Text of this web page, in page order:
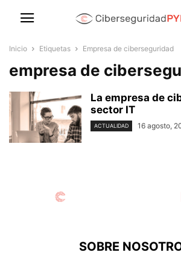
Inicio Etiquetas Empresa de ciberseguridad
empresa de
La empresa de
sector IT
ACTUALIDAD 16 agosto,
SOBRE